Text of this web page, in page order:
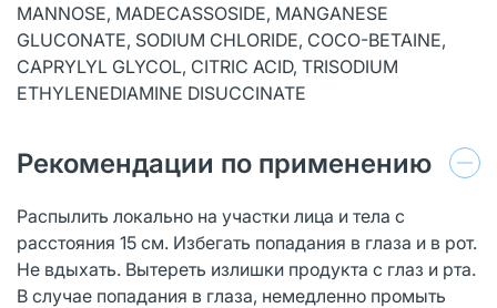
MANNOSE, MADECASSOSIDE, MANGANESE
GLUCONATE, SODIUM CHLORIDE, COCO-BETAINE,
CAPRYLYL GLYCOL, CITRIC ACID, TRISODIUM
ETHYLENEDIAMINE DISUCCINATE
Рекомендации по применению
Распылить локально на участки лица и тела с
расстояния 15 см. Избегать попадания в глаза и в рот.
Не вдыхать. Вытереть излишки продукта с глаз и рта.
В случае попадания в глаза, немедленно промыть